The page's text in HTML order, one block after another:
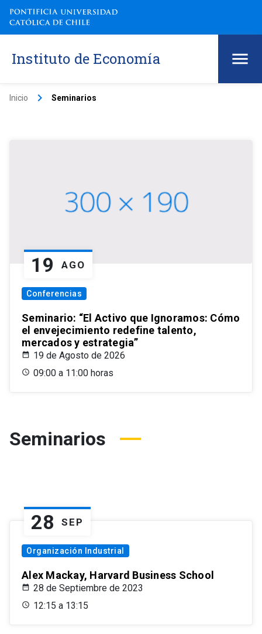
Instituto de Economía
Inicio keyboard_arrow_right Seminarios
19 AGO
Conferencias
Seminario: “El Activo que Ignoramos: Cómo
el envejecimiento redefine talento,
mercados y estrategia”
19 de Agosto de 2026
09:00 a 11:00 horas
Seminarios
28 SEP
Organización Industrial
Alex Mackay, Harvard Business School
28 de Septiembre de 2023
12:15 a 13:15